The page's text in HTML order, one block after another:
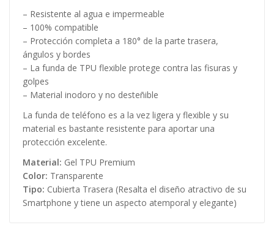
– Resistente al agua e impermeable
– 100% compatible
– Protección completa a 180° de la parte trasera,
ángulos y bordes
– La funda de TPU flexible protege contra las fisuras y
golpes
– Material inodoro y no desteñible
La funda de teléfono es a la vez ligera y flexible y su
material es bastante resistente para aportar una
protección excelente.
Material: Gel TPU Premium
Color: Transparente
Tipo: Cubierta Trasera (Resalta el diseño atractivo de su
Smartphone y tiene un aspecto atemporal y elegante)